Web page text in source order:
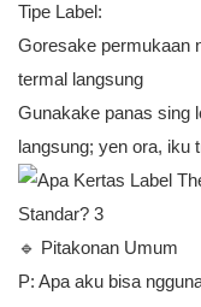
Tipe Label:
Goresake permukaan
termal langsung
Gunakake panas sing
langsung; yen ora, iku
🔹 Pitakonan Umum
P: Apa aku bisa